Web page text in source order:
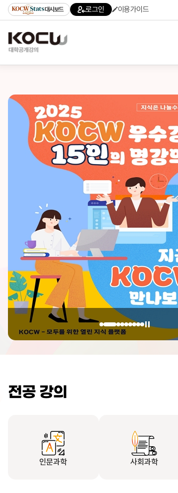
대시보드 로그인 이용가이드
전공 강의
인문과학 사회과학